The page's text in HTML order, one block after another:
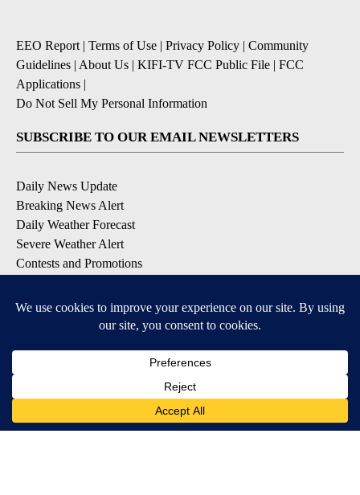
EEO Report| Terms of Use | Privacy Policy | Community
Guidelines | About Us | KIFI-TV FCC Public File | FCC
Applications |
Do Not Sell My Personal Information
SUBSCRIBE TO OUR EMAIL NEWSLETTERS
Daily News Update
Breaking News Alert
Daily Weather Forecast
Severe Weather Alert
Contests and Promotions